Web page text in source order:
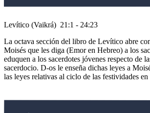
Levítico (Vaikrá) 21:1 - 24:23
La octava sección del libro de Levítico abre
Moisés que les diga (Emor en Hebreo) a los
eduquen a los sacerdotes jóvenes respecto de
sacerdocio. D-os le enseña dichas leyes a
las leyes relativas al ciclo de las festividades